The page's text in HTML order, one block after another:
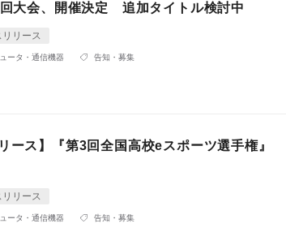
大会、開催決定 追加タイトル検討中
リリース
ータ・通信機器 告知・募集
ース】『第3回全国高校eスポーツ選手権』
リリース
ータ・通信機器 告知・募集